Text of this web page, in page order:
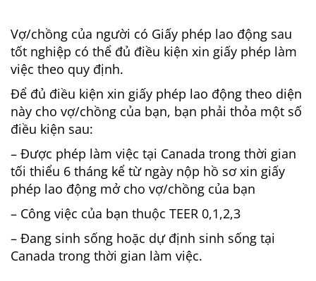
Vợ/chồng của người có Giấy phép lao động sau
tốt nghiệp có thể đủ điều kiện xin giấy phép làm
việc theo quy định.
Để đủ điều kiện xin giấy phép lao động theo diện
này cho vợ/chồng của bạn, bạn phải thỏa một số
điều kiện sau:
– Được phép làm việc tại Canada trong thời gian
tối thiểu 6 tháng kể từ ngày nộp hồ sơ xin giấy
phép lao động mở cho vợ/chồng của bạn
– Công việc của bạn thuộc TEER 0,1,2,3
– Đang sinh sống hoặc dự định sinh sống tại
Canada trong thời gian làm việc.